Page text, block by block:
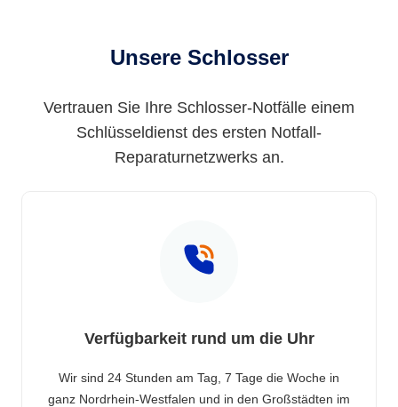
Unsere Schlosser
Vertrauen Sie Ihre Schlosser-Notfälle einem
Schlüsseldienst des ersten Notfall-
Reparaturnetzwerks an.
Verfügbarkeit rund um die Uhr
Wir sind 24 Stunden am Tag, 7 Tage die Woche in
ganz Nordrhein-Westfalen und in den Großstädten im